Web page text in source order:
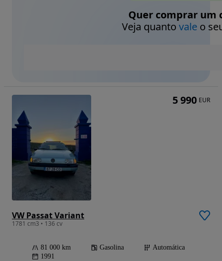
Quer comprar um
Veja quanto valeo
VW Passat Variant
1781 cm3 • 136 cv
81 000 km Gasolina
Automática
1991
5 990 EUR